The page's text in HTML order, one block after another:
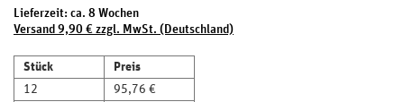
Lieferzeit: ca. 8 Wochen
Versand 9,90 € zzgl. MwSt. (Deutschland)
Stück
Preis
12
95,76 €